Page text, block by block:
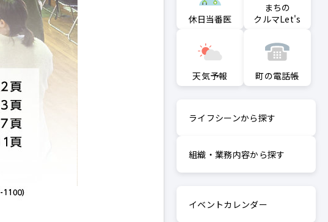
休日当番医
まちの
クルマLet's
天気予報 町の電話帳
ライフシーンから探す
組織・業務内容から探す
イベントカレンダー